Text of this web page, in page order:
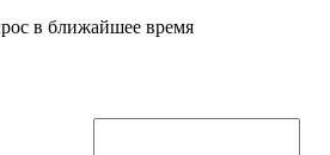
в ближайшее время